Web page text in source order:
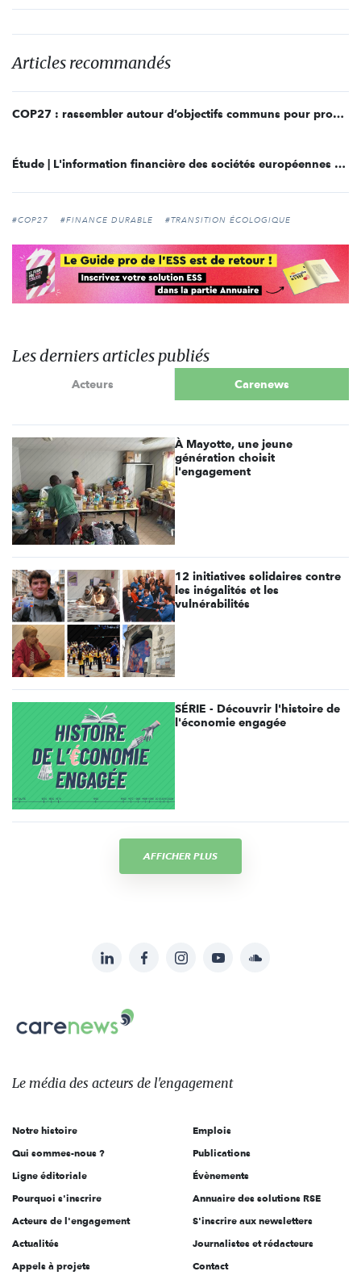
Articles recommandés
COP27 : rassembler autour d’objectifs communs pour produire des changements durables
Étude | L'information financière des sociétés européennes sur les enjeux climatiques
#COP27 #FINANCE DURABLE #TRANSITION ÉCOLOGIQUE
Les derniers articles publiés
Acteurs Carenews
À Mayotte, une jeune
génération choisit
l'engagement
12 initiatives solidaires contre
les inégalités et les
vulnérabilités
SÉRIE - Découvrir l'histoire de
l'économie engagée
AFFICHER PLUS
sur:
LinkedInFacebookInstagramYouTubeSoundcloud
Le
des
l'engagement
Le média des acteurs de l'engagement
Notre histoire
Qui sommes-nous ?
Ligne éditoriale
Pourquoi s'inscrire
Acteurs de l'engagement
Actualités
Appels à projets
Emplois
Publications
Évènements
Annuaire des solutions RSE
S'inscrire aux newsletters
Journalistes et rédacteurs
Contact